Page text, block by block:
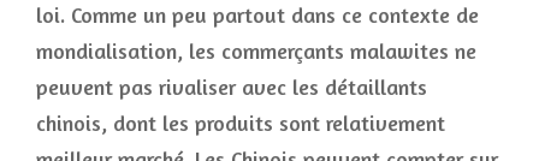
loi. Comme un peu partout dans ce contexte de
mondialisation, les commerçants malawites ne
peuvent pas rivaliser avec les détaillants
chinois, dont les produits sont relativement